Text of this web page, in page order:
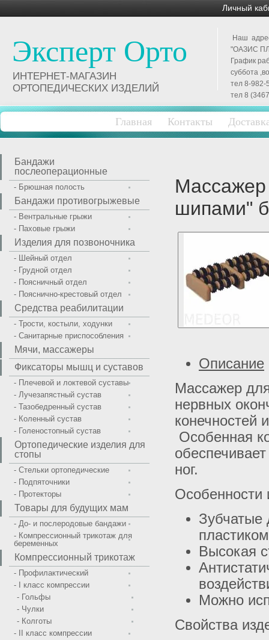
Эксперт Орто
ИНТЕРНЕТ-МАГАЗИН
ОРТОПЕДИЧЕСКИХ ИЗДЕЛИЙ
Наш
"ОАЗИС
График
суббота
тел 8-982-
тел 8
Личный
Главная Контакты
шипами"
Описание
Массажер
нервных
конечностей
Особенная
ног.
Особенности
Зубчатые
пластиком
Высокая
Можно
Свойства
Бандажи
послеоперационные
- Брюшная полость
Бандажи противогрыжевые
- Вентральные грыжи
- Паховые грыжи
Изделия для позвоночника
- Шейный отдел
- Грудной отдел
- Поясничный отдел
- Пояснично-крестовый отдел
Средства реабилитации
- Трости, костыли, ходунки
- Санитарные приспособления
Мячи, массажеры
Фиксаторы мышц и суставов
- Плечевой и локтевой суставы
- Лучезапястный сустав
- Тазобедренный сустав
- Коленный сустав
- Голеностопный сустав
Ортопедические изделия для
стопы
- Стельки ортопедические
- Подпяточники
- Протекторы
Товары для будущих мам
- До- и послеродовые бандажи
- Компрессионный трикотаж для
беременных
Компрессионный трикотаж
- Профилактический
- I класс компрессии
- Гольфы
- Чулки
- Колготы
- II класс компрессии